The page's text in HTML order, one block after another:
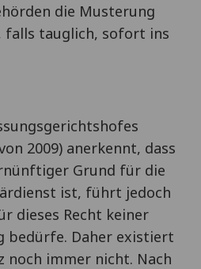
die Musterung
falls tauglich, sofort ins
2009) anerkennt, dass
Grund für die
ist, führt jedoch
dieses Recht keiner
bedürfe. Daher existiert
noch immer nicht. Nach